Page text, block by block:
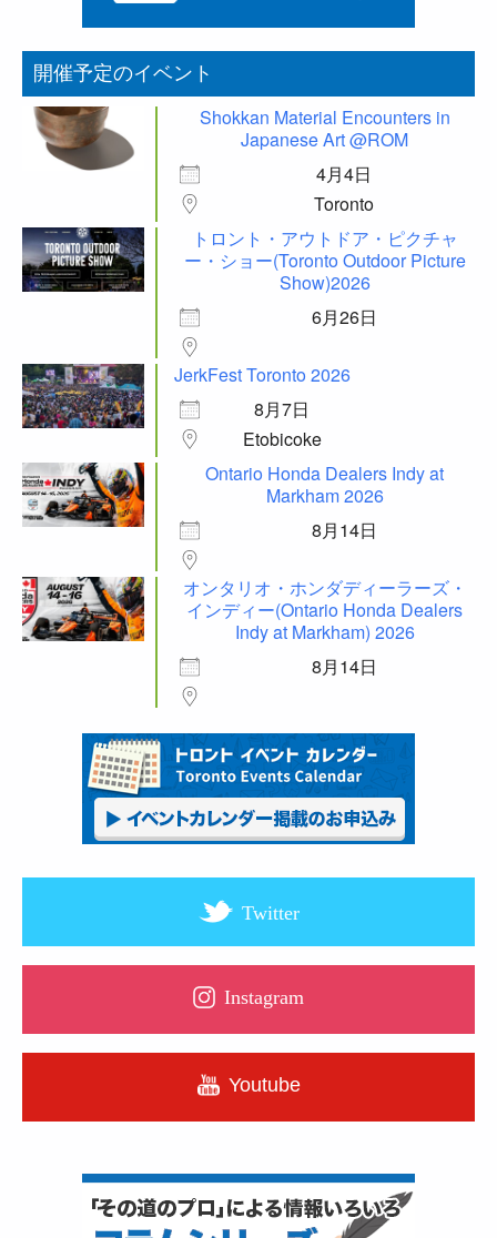
開催予定のイベント
Shokkan Material Encounters in
Japanese Art @ROM
4月4日
Toronto
トロント・アウトドア・ピクチャ
ー・ショー(Toronto Outdoor Picture
Show)2026
6月26日
JerkFest Toronto 2026
8月7日
Etobicoke
Ontario Honda Dealers Indy at
Markham 2026
8月14日
オンタリオ・ホンダディーラーズ・
インディー(Ontario Honda Dealers
Indy at Markham) 2026
8月14日
Twitter
Instagram
Youtube